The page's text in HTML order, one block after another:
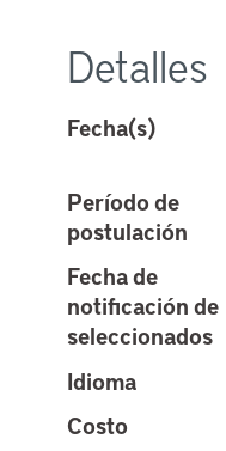
Detalles
Fecha(s)
Período de
postulación
Fecha de
notificación de
seleccionados
Idioma
Costo